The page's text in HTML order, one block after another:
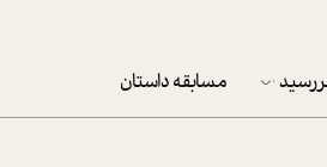
مسابقه داستان